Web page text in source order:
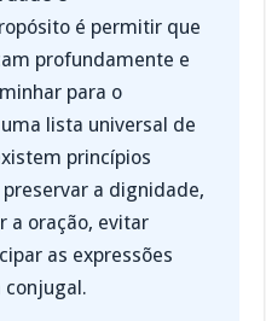
é permitir que
profundamente e
para o
lista universal de
princípios
a dignidade,
a oração, evitar
as expressões
conjugal.